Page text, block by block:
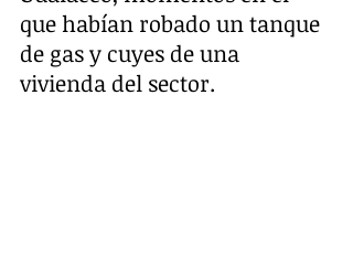
que habían robado un tanque
de gas y cuyes de una
vivienda del sector.